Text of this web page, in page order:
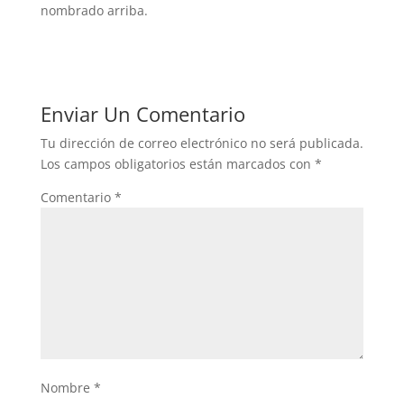
nombrado arriba.
Enviar Un Comentario
Tu dirección de correo electrónico no será publicada.
Los campos obligatorios están marcados con *
Comentario *
Nombre *